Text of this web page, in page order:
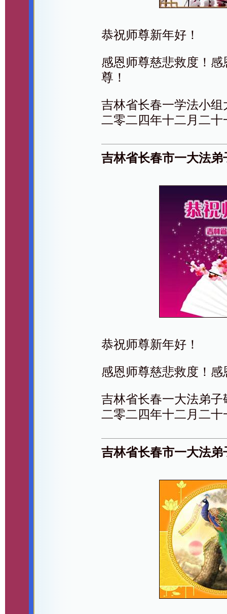
恭祝师尊新年好！
感恩师尊慈悲救度！
尊！
吉林省长春一学法小组
二零二四年十二月二十
吉林省长春市一大法
恭祝师尊新年好！
感恩师尊慈悲救度！
吉林省长春一大法弟子
二零二四年十二月二十
吉林省长春市一大法